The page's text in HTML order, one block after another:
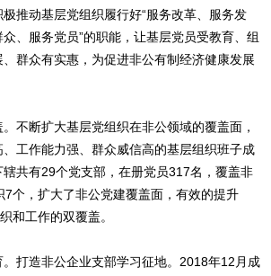
推动基层党组织履行好“服务改革、服务发
、服务党员”的职能，让基层党员受教育、组
群众有实惠，为促进非公有制经济健康发展
断扩大基层党组织在非公领域的覆盖面，
工作能力强、群众威信高的基层组织班子成
共有29个党支部，在册党员317名，覆盖非
7个，扩大了非公党建覆盖面，有效的提升
和工作的双覆盖。
造非公企业支部学习征地。2018年12月成